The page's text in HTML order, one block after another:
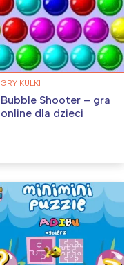
GRY KULKI
Bubble Shooter – gra
online dla dzieci